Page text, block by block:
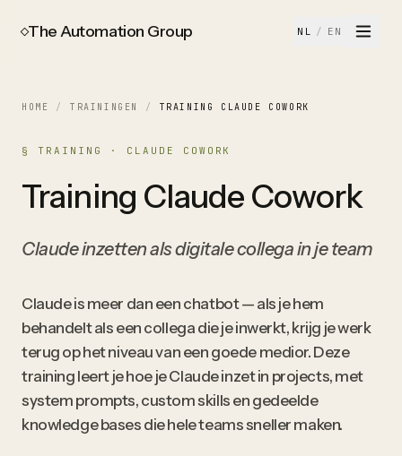
The Automation Group NL / EN
HOME / TRAININGEN / TRAINING CLAUDE COWORK
§ TRAINING · CLAUDE COWORK
Training Claude Cowork
Claude inzetten als digitale collega in je team
Claude is meer dan een chatbot — als je hem
behandelt als een collega die je inwerkt, krijg je werk
terug op het niveau van een goede medior. Deze
training leert je hoe je Claude inzet in projects, met
system prompts, custom skills en gedeelde
knowledge bases die hele teams sneller maken.